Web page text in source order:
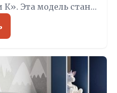
Эта модель стан…